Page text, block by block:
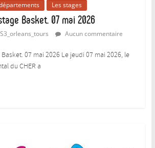
Les stages
Basket. 07 mai 2026
S3_orleans_tours Aucun commentaire
Basket. 07 mai 2026 Le jeudi 07 mai 2026, le
du CHER a